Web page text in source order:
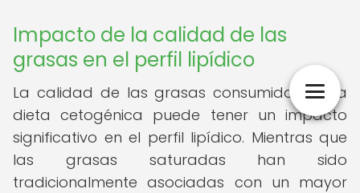
Impacto de la calidad de las
grasas en el perfil lipídico
La calidad de las grasas consumidas en la
dieta cetogénica puede tener un impacto
significativo en el perfil lipídico. Mientras que
las grasas saturadas han sido
tradicionalmente asociadas con un mayor